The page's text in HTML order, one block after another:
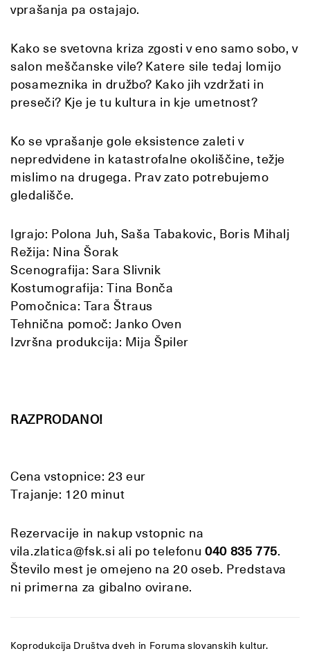
vprašanja pa ostajajo.
Kako se svetovna kriza zgosti v eno samo sobo, v
salon meščanske vile? Katere sile tedaj lomijo
posameznika in družbo? Kako jih vzdržati in
preseči? Kje je tu kultura in kje umetnost?
Ko se vprašanje gole eksistence zaleti v
nepredvidene in katastrofalne okoliščine, težje
mislimo na drugega. Prav zato potrebujemo
gledališče.
Igrajo: Polona Juh, Saša Tabakovic, Boris Mihalj
Režija: Nina Šorak
Scenografija: Sara Slivnik
Kostumografija: Tina Bonča
Pomočnica: Tara Štraus
Tehnična pomoč: Janko Oven
Izvršna produkcija: Mija Špiler
RAZPRODANO!
Cena vstopnice: 23 eur
Trajanje: 120 minut
Rezervacije in nakup vstopnic na
vila.zlatica@fsk.si ali po telefonu040 835 775.
Število mest je omejeno na 20 oseb. Predstava
ni primerna za gibalno ovirane.
Koprodukcija Društva dveh in Foruma slovanskih kultur.